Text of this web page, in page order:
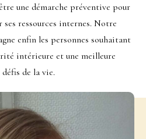
une démarche préventive pour
ressources internes. Notre
enfin les personnes souhaitant
intérieure et une meilleure
de la vie.